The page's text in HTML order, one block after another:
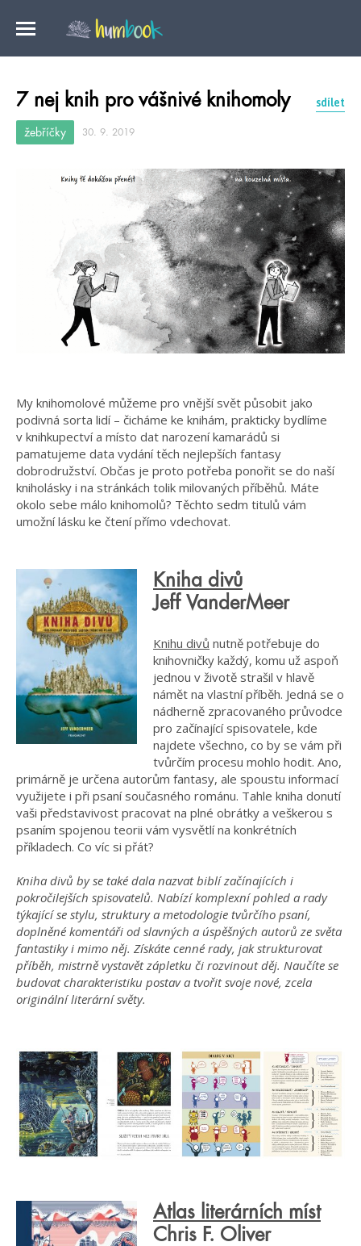
7 nej knih pro vášnivé knihomoly sdílet
žebříčky 30. 9. 2019
My knihomolové můžeme pro vnější svět působit jako
podivná sorta lidí – čicháme ke knihám, prakticky bydlíme
v knihkupectví a místo dat narození kamarádů si
pamatujeme data vydání těch nejlepších fantasy
dobrodružství. Občas je proto potřeba ponořit se do naší
kniholásky i na stránkách tolik milovaných příběhů. Máte
okolo sebe málo knihomolů? Těchto sedm titulů vám
umožní lásku ke čtení přímo vdechovat.
Kniha divů
Jeff VanderMeer
Knihu divů nutně potřebuje do
knihovničky každý, komu už aspoň
jednou v životě strašil v hlavě
námět na vlastní příběh. Jedná se o
nádherně zpracovaného průvodce
pro začínající spisovatele, kde
najdete všechno, co by se vám při
tvůrčím procesu mohlo hodit. Ano,
primárně je určena autorům fantasy, ale spoustu informací
využijete i při psaní současného románu. Tahle kniha donutí
vaši představivost pracovat na plné obrátky a veškerou s
psaním spojenou teorii vám vysvětlí na konkrétních
příkladech. Co víc si přát?
Kniha divů by se také dala nazvat biblí začínajících i
pokročilejších spisovatelů. Nabízí komplexní pohled a rady
týkající se stylu, struktury a metodologie tvůrčího psaní,
doplněné komentáři od slavných a úspěšných autorů ze světa
fantastiky i mimo něj. Získáte cenné rady, jak strukturovat
příběh, mistrně vystavět zápletku či rozvinout děj. Naučíte se
budovat charakteristiku postav a tvořit svoje nové, zcela
originální literární světy.
Atlas literárních míst
Chris F. Oliver